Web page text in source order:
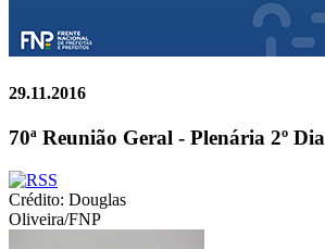
29.11.2016
70ª Reunião Geral - Plenária 2º Dia
Crédito: Douglas
Oliveira/FNP